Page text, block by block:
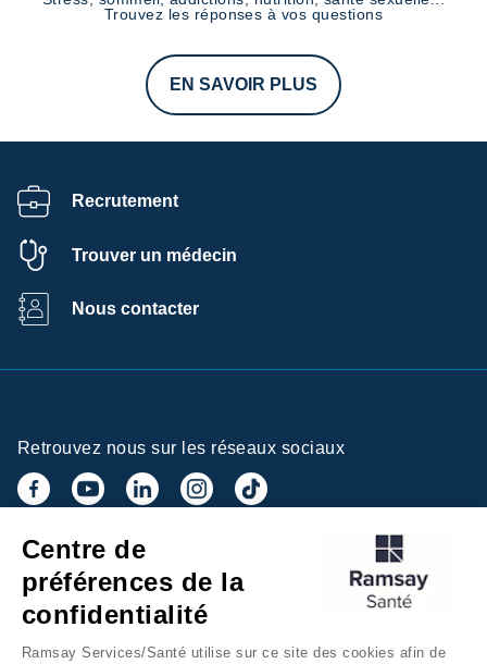
Trouvez les réponses à vos questions
EN SAVOIR PLUS
Recrutement
Trouver un médecin
Nous contacter
Retrouvez nous sur les réseaux sociaux
Inscrivez-vous à la newsletter
Centre de
préférences de la
confidentialité
Ramsay Services/Santé utilise sur ce site des cookies afin de